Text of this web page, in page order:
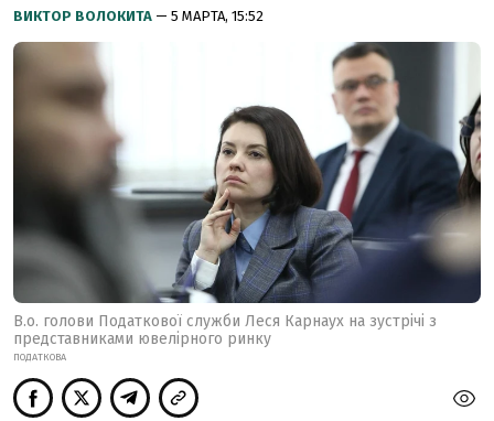
ВИКТОР ВОЛОКИТА — 5 МАРТА, 15:52
В.о. голови Податкової служби Леся Карнаух на зустрічі з
представниками ювелірного ринку
ПОДАТКОВА